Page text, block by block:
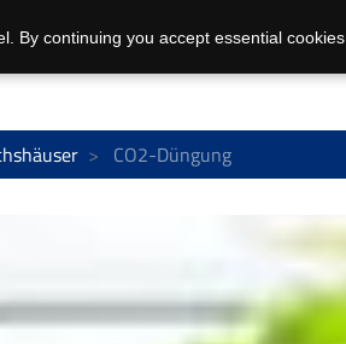
CO2-Düngung
By continuing you accept essential cookies.